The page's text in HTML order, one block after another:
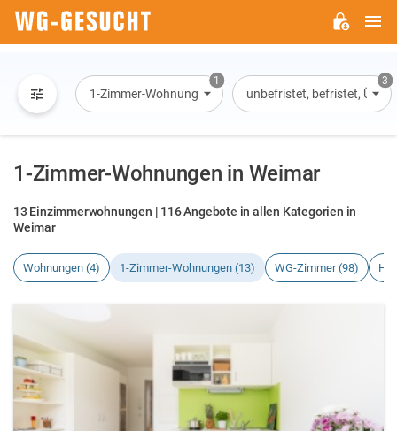
1
1-Zimmer-Wohnung
3
unbefristet, befristet,
1-Zimmer-Wohnungen in Weimar
13 Einzimmerwohnungen | 116 Angebote in allen Kategorien in
Weimar
Wohnungen (4) 1-Zimmer-Wohnungen (13) WG-Zimmer (98)